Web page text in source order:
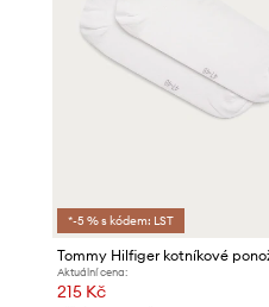
*-5 % s kódem: LST
Aktuální cena:
215 Kč